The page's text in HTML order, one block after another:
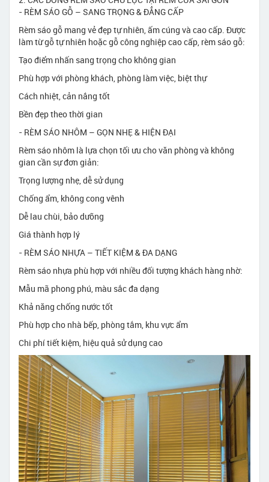
- RÈM SÁO GỖ – SANG TRỌNG & ĐẲNG CẤP
Rèm sáo gỗ mang vẻ đẹp tự nhiên, ấm cúng và cao cấp. Được
làm từ gỗ tự nhiên hoặc gỗ công nghiệp cao cấp, rèm sáo gỗ:
Tạo điểm nhấn sang trọng cho không gian
Phù hợp với phòng khách, phòng làm việc, biệt thự
Cách nhiệt, cản nắng tốt
Bền đẹp theo thời gian
- RÈM SÁO NHÔM – GỌN NHẸ & HIỆN ĐẠI
Rèm sáo nhôm là lựa chọn tối ưu cho văn phòng và không
gian cần sự đơn giản:
Trọng lượng nhẹ, dễ sử dụng
Chống ẩm, không cong vênh
Dễ lau chùi, bảo dưỡng
Giá thành hợp lý
- RÈM SÁO NHỰA – TIẾT KIỆM & ĐA DẠNG
Rèm sáo nhựa phù hợp với nhiều đối tượng khách hàng nhờ:
Mẫu mã phong phú, màu sắc đa dạng
Khả năng chống nước tốt
Phù hợp cho nhà bếp, phòng tắm, khu vực ẩm
Chi phí tiết kiệm, hiệu quả sử dụng cao